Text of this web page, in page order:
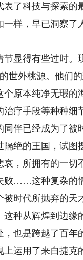
了科技与探索
样，早已洞察
得有些过时。
世外桃源。他们
原本纯净无瑕
疗手段等种种
伴已经成为了
绝的王国，试
，所拥有的一切
败……这种复杂的
时代所抛弃的
种从辉煌到边
也是跨越了百年
用了来自捷克